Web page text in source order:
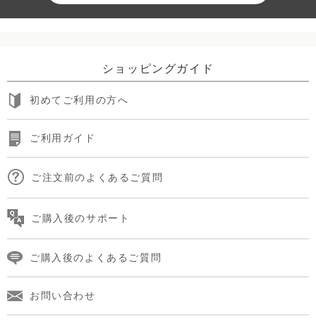
ショッピングガイド
初めてご利用の方へ
ご利用ガイド
ご注文前のよくあるご質問
ご購入後のサポート
ご購入後のよくあるご質問
お問い合わせ